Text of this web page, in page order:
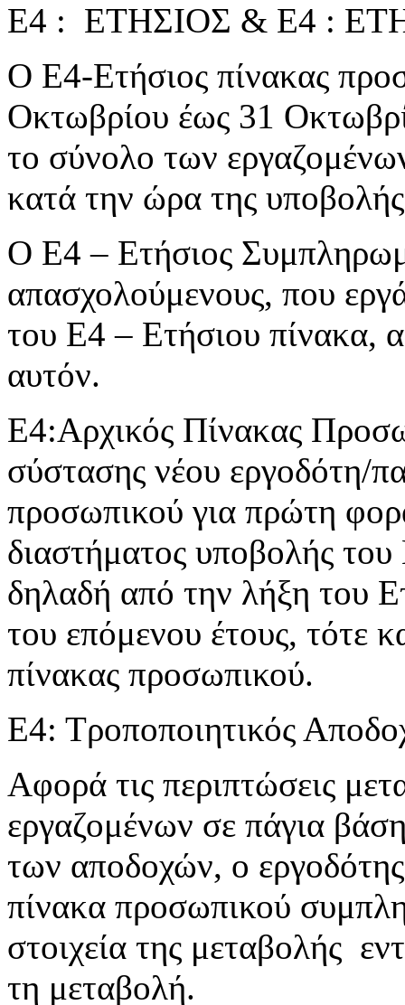
Ε4 : ΕΤΗΣΙΟΣ & Ε4 :
Ο Ε4-Ετήσιος πίνακας
Οκτωβρίου έως 31
το σύνολο των
κατά την ώρα της
Ο Ε4 – Ετήσιος
απασχολούμενους, που
του Ε4 – Ετήσιου πίνακα,
αυτόν.
Ε4:Αρχικός Πίνακας
σύστασης νέου εργοδότη/
προσωπικού για πρώτη
διαστήματος υποβολής
δηλαδή από την λήξη του
του επόμενου έτους, τότε
πίνακας προσωπικού.
Ε4: Τροποποιητικός
Αφορά τις περιπτώσεις
εργαζομένων σε πάγια
των αποδοχών, ο
πίνακα προσωπικού
στοιχεία της μεταβολής
τη μεταβολή.